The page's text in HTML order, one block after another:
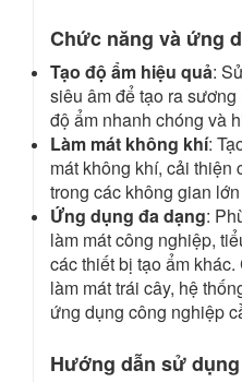
Chức năng và ứng
Tạo độ ẩm hiệu quả:
siêu âm để tạo ra
độ ẩm nhanh chóng và
Làm mát không khí:
mát không khí, cải thiện
trong các không gian
Ứng dụng đa dạng:
làm mát công nghiệp,
các thiết bị tạo ẩm
làm mát trái cây, hệ
ứng dụng công nghiệp
Hướng dẫn sử dụng